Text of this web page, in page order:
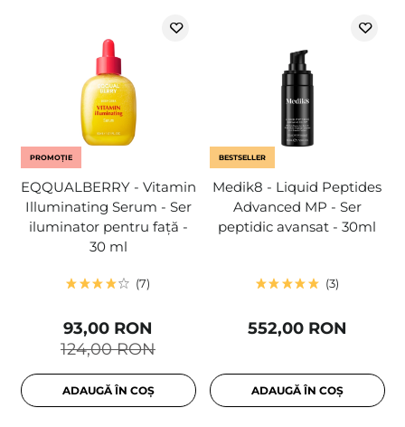
PROMOȚIE
EQQUALBERRY - Vitamin
Illuminating Serum - Ser
iluminator pentru față -
30 ml
7
124,00 RON
93,00 RON
ADAUGĂ ÎN COȘ
BESTSELLER
Medik8 - Liquid Peptides
Advanced MP - Ser
peptidic avansat - 30ml
3
552,00 RON
ADAUGĂ ÎN COȘ